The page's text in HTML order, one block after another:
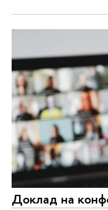
Доклад на